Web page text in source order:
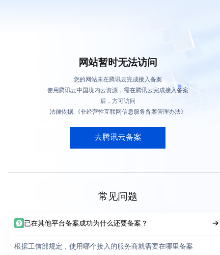
网站暂时无法访问
您的网站未在腾讯云完成接入备案
使用腾讯云中国境内云资源，需在腾讯云完成接入备案
后，方可访问
法律依据:《非经营性互联网信息服务备案管理办法》
去腾讯云备案
常见问题
已在其他平台备案成功为什么还要备案？
根据工信部规定，使用哪个接入的服务商就需要在哪里备案